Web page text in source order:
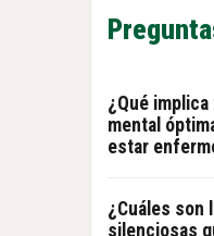
¿Qué
mental
estar
significa
¿Cuáles son
silenciosas